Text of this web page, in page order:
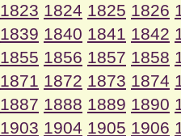
1823 1824 1825 1826
1839 1840 1841 1842
1855 1856 1857 1858
1871 1872 1873 1874
1887 1888 1889 1890
1903 1904 1905 1906